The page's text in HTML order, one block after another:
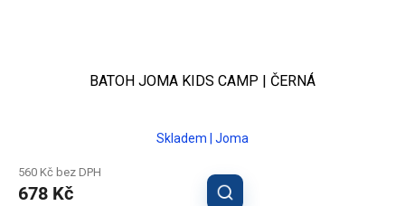
BATOH JOMA KIDS CAMP | ČERNÁ
Skladem | Joma
560 Kč bez DPH
678 Kč